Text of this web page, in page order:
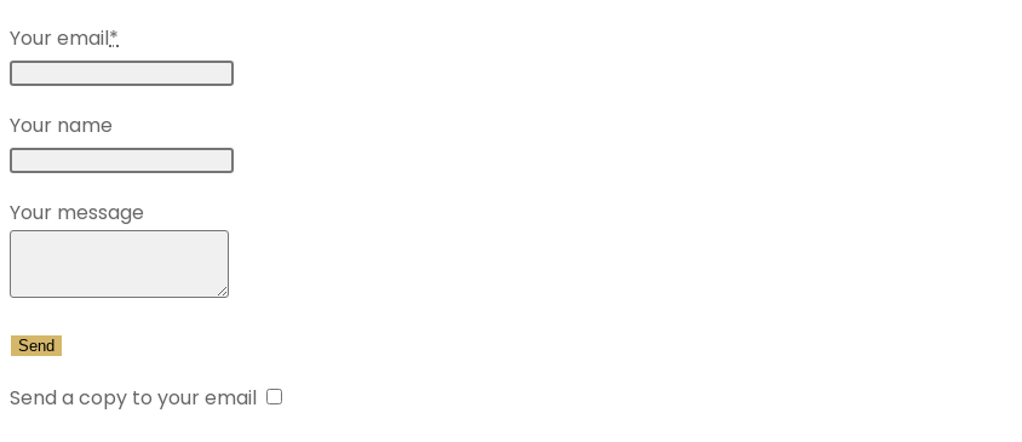
Your email*
Your name
Your message
Send a copy to your email